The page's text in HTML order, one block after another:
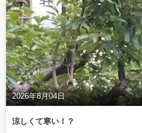
2026年8月04日
涼しくて寒い！？